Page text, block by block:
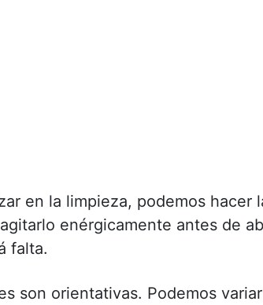
en la limpieza, podemos hacer
enérgicamente antes de
falta.
son orientativas. Podemos